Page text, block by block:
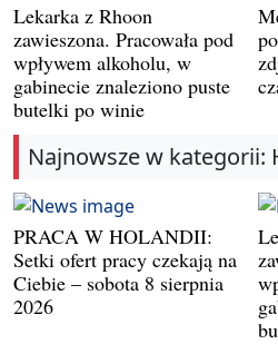
Lekarka z Rhoon
zawieszona. Pracowała pod
wpływem alkoholu, w
gabinecie znaleziono puste
butelki po winie
Najnowsze w kategorii:
PRACA W HOLANDII:
Setki ofert pracy czekają na
Ciebie – sobota 8 sierpnia
2026